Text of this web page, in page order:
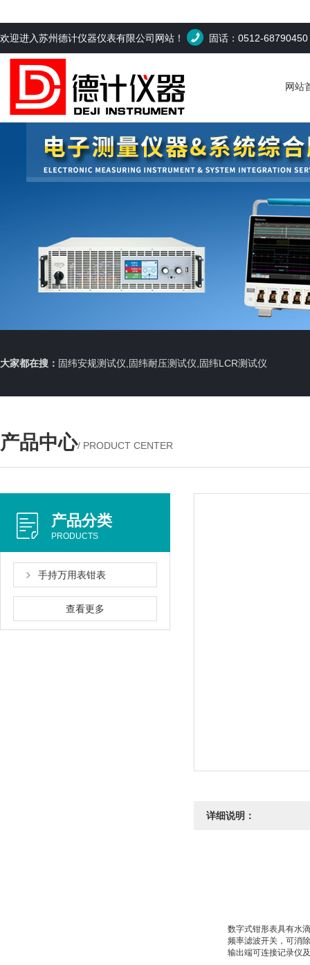
欢迎进入苏州德计仪器仪表有限公司网站！ 固话：0512-68790450
网站
大家都在搜： 固纬安规测试仪,固纬耐压测试仪,固纬LCR测试仪
产品中心/ PRODUCT CENTER
产品分类
PRODUCTS
手持万用表钳表
查看更多
详细说明：
数字式钳形表具有水
频率滤波开关，可消
输出端可连接记录仪